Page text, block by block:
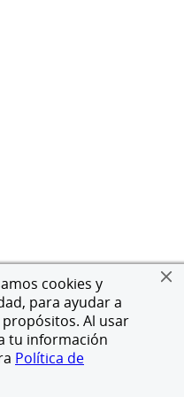
cookies y
para ayudar a
Al usar
tu información
Política de